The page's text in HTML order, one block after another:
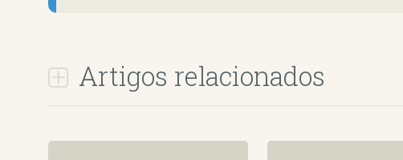
Artigos relacionados